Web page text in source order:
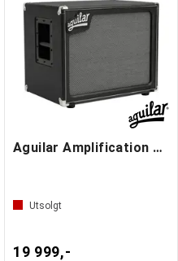
Aguilar Amplification SL210X8
Utsolgt
19 999,-